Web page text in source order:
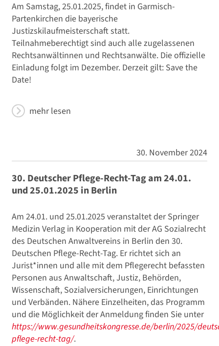
Am Samstag, 25.01.2025, findet in Garmisch-
Partenkirchen die bayerische
Justizskilaufmeisterschaft statt.
Teilnahmeberechtigt sind auch alle zugelassenen
Rechtsanwältinnen und Rechtsanwälte. Die offizielle
Einladung folgt im Dezember. Derzeit gilt: Save the
Date!
mehr lesen
30. November 2024
30. Deutscher Pflege-Recht-Tag am 24.01.
und 25.01.2025 in Berlin
Am 24.01. und 25.01.2025 veranstaltet der Springer
Medizin Verlag in Kooperation mit der AG Sozialrecht
des Deutschen Anwaltvereins in Berlin den 30.
Deutschen Pflege-Recht-Tag. Er richtet sich an
Jurist*innen und alle mit dem Pflegerecht befassten
Personen aus Anwaltschaft, Justiz, Behörden,
Wissenschaft, Sozialversicherungen, Einrichtungen
und Verbänden. Nähere Einzelheiten, das Programm
und die Möglichkeit der Anmeldung finden Sie unter
https://www.gesundheitskongresse.de/berlin/2025/
pflege-recht-tag/.